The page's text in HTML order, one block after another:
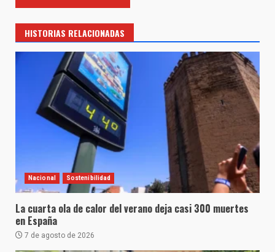
HISTORIAS RELACIONADAS
Nacional Sostenibilidad
La cuarta ola de calor del verano deja casi 300 muertes
en España
7 de agosto de 2026